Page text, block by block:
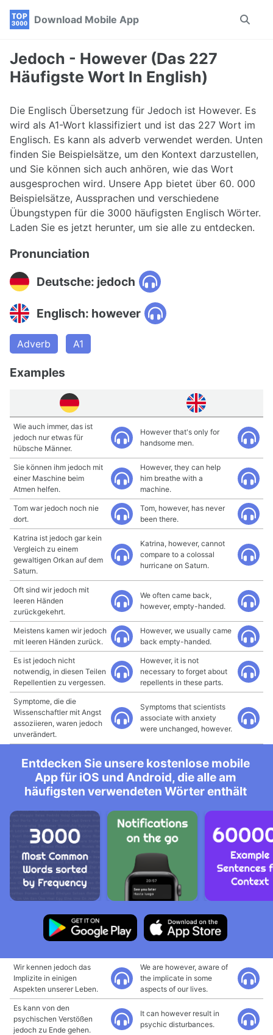
Skip
navigation
Skip
Skip
Download Mobile App
Toggle
Jedoch - However (Das 227
Häufigste Wort In English)
Die Englisch Übersetzung für Jedoch ist However. Es
wird als A1-Wort klassifiziert und ist das 227 Wort im
Englisch. Es kann als adverb verwendet werden. Unten
finden Sie Beispielsätze, um den Kontext darzustellen,
und Sie können sich auch anhören, wie das Wort
ausgesprochen wird. Unsere App bietet über 60. 000
Beispielsätze, Aussprachen und verschiedene
Übungstypen für die 3000 häufigsten Englisch Wörter.
Laden Sie es jetzt herunter, um sie alle zu entdecken.
Pronunciation
Deutsche: jedoch
Englisch: however
Adverb A1
Examples
Wie auch immer, das ist
jedoch nur etwas für
hübsche Männer.
However that's only for
handsome men.
Sie können ihm jedoch mit
einer Maschine beim
Atmen helfen.
However, they can help
him breathe with a
machine.
Tom war jedoch noch nie
dort.
Tom, however, has never
been there.
Katrina ist jedoch gar kein
Vergleich zu einem
gewaltigen Orkan auf dem
Saturn.
Katrina, however, cannot
compare to a colossal
hurricane on Saturn.
Oft sind wir jedoch mit
leeren Händen
zurückgekehrt.
We often came back,
however, empty-handed.
Meistens kamen wir jedoch
mit leeren Händen zurück.
However, we usually came
back empty-handed.
Es ist jedoch nicht
notwendig, in diesen Teilen
Repellentien zu vergessen.
However, it is not
necessary to forget about
repellents in these parts.
Symptome, die die
Wissenschaftler mit Angst
assoziieren, waren jedoch
unverändert.
Symptoms that scientists
associate with anxiety
were unchanged, however.
Entdecken Sie unsere kostenlose mobile
App für iOS und Android, die alle am
häufigsten verwendeten Wörter enthält
Wir kennen jedoch das
Implizite in einigen
Aspekten unserer Leben.
We are however, aware of
the implicate in some
aspects of our lives.
Es kann von den
psychischen Verstößen
jedoch zu Ende gehen.
It can however result in
psychic disturbances.